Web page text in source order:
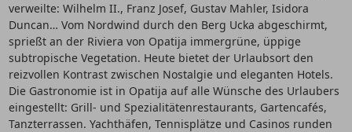
verweilte: Wilhelm II., Franz Josef, Gustav Mahler, Isidora
Duncan… Vom Nordwind durch den Berg Ucka abgeschirmt,
sprießt an der Riviera von Opatija immergrüne, üppige
subtropische Vegetation. Heute bietet der Urlaubsort den
reizvollen Kontrast zwischen Nostalgie und eleganten Hotels.
Die Gastronomie ist in Opatija auf alle Wünsche des Urlaubers
eingestellt: Grill- und Spezialitätenrestaurants, Gartencafés,
Tanzterrassen. Yachthäfen, Tennisplätze und Casinos runden